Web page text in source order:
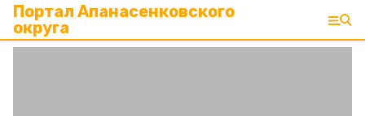
Портал Апанасенковского
округа